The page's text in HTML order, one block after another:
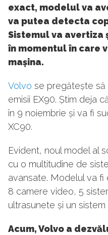
exact, modelul va
va putea detecta
Sistemul va
în momentul în care
mașina.
Volvo se pregătește să
emisii EX90. Știm deja
în 9 noiembrie și va fi
XC90.
Evident, noul model al
cu o multitudine de
avansate. Modelul va fi
8 camere video, 5
ultrasunete și un
Acum, Volvo a